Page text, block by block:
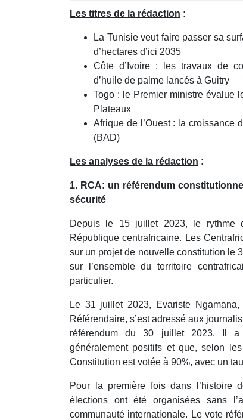
54
Les titres de la rédaction :
La Tunisie veut faire passer sa
d’hectares d’ici 2035
Côte d’Ivoire : les travaux de
d’huile de palme lancés à Guitry
Togo : le Premier ministre évalue
Plateaux
Afrique de l’Ouest : la croissance
(BAD)
Les analyses de la rédaction :
1. RCA: un référendum
sécurité
Depuis le 15 juillet 2023, le rythme
République centrafricaine. Les
sur un projet de nouvelle constitution le
sur l’ensemble du territoire
particulier.
Le 31 juillet 2023, Evariste
Référendaire, s’est adressé aux
référendum du 30 juillet 2023. Il
généralement positifs et que, selon
Constitution est votée à 90%, avec un
Pour la première fois dans l’histoire
élections ont été organisées sans
communauté internationale. Le vote